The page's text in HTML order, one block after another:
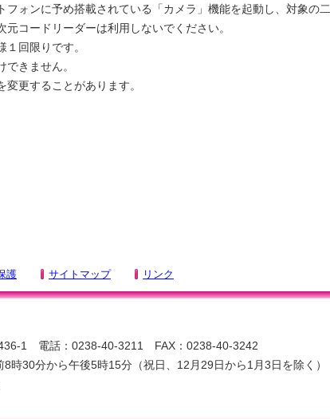
フォンに予め搭載されている「カメラ」機能を起動し、対象の二
コードリーダーは利用しないでください。
１回限りです。
できません。
変更することがあります。
護 サイトマップ リンク
1 電話：0238-40-3211 FAX：0238-40-3242
時30分から午後5時15分（祝日、12月29日から1月3日を除く）